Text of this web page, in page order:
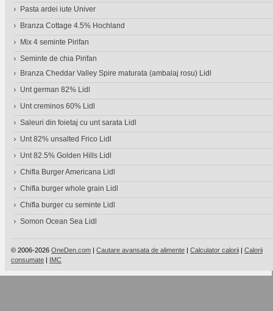
Pasta ardei iute Univer
Branza Cottage 4.5% Hochland
Mix 4 seminte Pirifan
Seminte de chia Pirifan
Branza Cheddar Valley Spire maturata (ambalaj rosu) Lidl
Unt german 82% Lidl
Unt creminos 60% Lidl
Saleuri din foietaj cu unt sarata Lidl
Unt 82% unsalted Frico Lidl
Unt 82.5% Golden Hills Lidl
Chifla Burger Americana Lidl
Chifla burger whole grain Lidl
Chifla burger cu seminte Lidl
Somon Ocean Sea Lidl
© 2006-2026 OneDen.com | Cautare avansata de alimente | Calculator calorii | Calorii
consumate | IMC